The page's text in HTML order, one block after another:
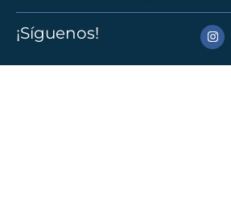
¡Síguenos!